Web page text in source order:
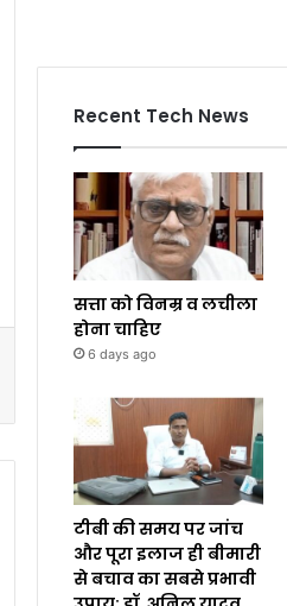
Recent Tech News
सत्ता को विनम्र व लचीला
होना चाहिए
6 days ago
टीबी की समय पर जांच
और पूरा इलाज ही बीमारी
से बचाव का सबसे प्रभावी